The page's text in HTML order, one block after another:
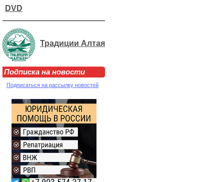
DVD
Традиции Алтая
Подписка на новости
Подписаться на рассылку новостей